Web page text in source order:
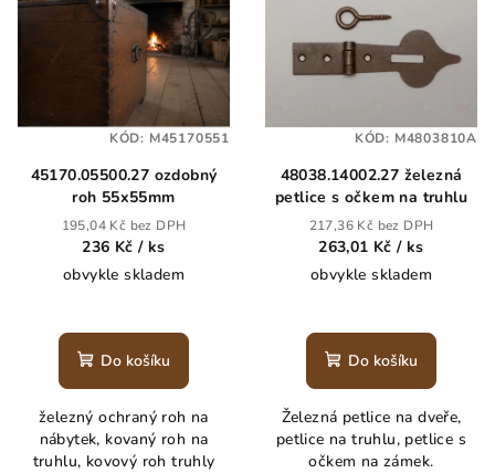
45170.05500.27 ozdobný
roh 55x55mm
195,04 Kč bez DPH
236 Kč/ ks
obvykle skladem
Do košíku
železný ochraný roh na
nábytek, kovaný roh na
truhlu, kovový roh truhly
KÓD: M45170551
48038.14002.27 železná
petlice s očkem na truhlu
217,36 Kč bez DPH
263,01 Kč/ ks
obvykle skladem
Do košíku
Železná petlice na dveře,
petlice na truhlu, petlice s
očkem na zámek.
KÓD: M4803810A